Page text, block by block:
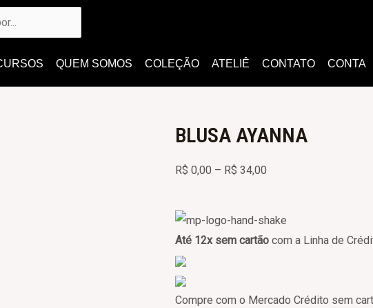
QUEM SOMOS COLEÇÃO ATELIÊ CONTATO CONTA
BLUSA AYANNA
R$ 0,00 – R$ 34,00
Até 12x sem cartão com a Linha de
Compre com o Mercado Crédito sem
BLUSA
AYANNA
quantidade